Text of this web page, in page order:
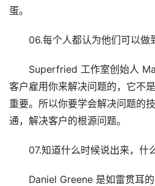
蛋。
06.每个人都认为他们可以做
Superfried 工作室创始人
客户雇用你来解决问题的，它不
重要。所以你要学会解决问题的
通，解决客户的根源问题。
07.知道什么时候说出来，什
Daniel Greene 是如雷贯耳的